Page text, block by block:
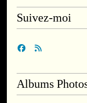
Suivez-moi
Albums